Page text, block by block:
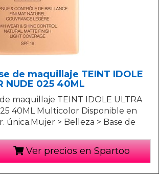
de maquillaje TEINT IDOLE
NUDE 025 40ML
maquillaje TEINT IDOLE ULTRA
40ML Multicolor Disponible en
única.Mujer > Belleza > Base de
Ver precios en Spartoo